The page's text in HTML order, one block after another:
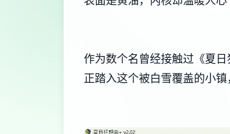
作为数个名曾经接触过《夏
正踏入这个被白雪覆盖的小